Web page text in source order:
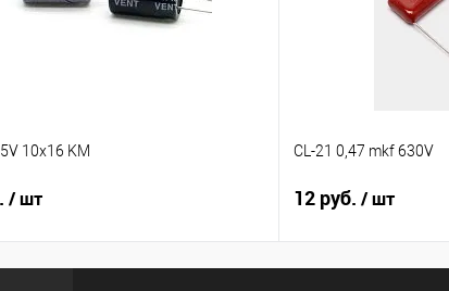
10x16 KM
/ шт
CL-21 0,47 mkf 630V
12 руб. / шт